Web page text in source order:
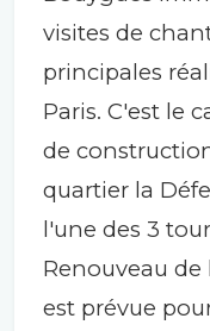
visites de
principales
Paris. C'est le
de
quartier la
l'une des 3
Renouveau de
est prévue